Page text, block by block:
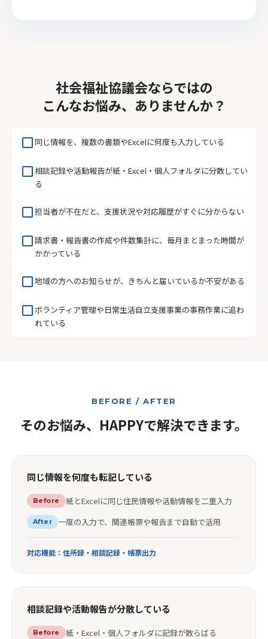
社会福祉協議会ならではの
こんなお悩み、ありませんか？
check_box_outline_blank 同じ情報を、複数の書類やExcelに何度も入力している
check_box_outline_blank相談記録や活動報告が紙・Excel・個人フォルダに分散してい
る
check_box_outline_blank担当者が不在だと、支援状況や対応履歴がすぐに分からない
check_box_outline_blank請求書・報告書の作成や件数集計に、毎月まとまった時間が
かかっている
check_box_outline_blank地域の方へのお知らせが、きちんと届いているか不安がある
check_box_outline_blank ボランティア管理や日常生活自立支援事業の事務作業に追わ
れている
BEFORE / AFTER
そのお悩み、HAPPYで解決できます。
同じ情報を何度も転記している
Before 紙とExcelに同じ住民情報や活動情報を二重入力
After 一度の入力で、関連帳票や報告まで自動で活用
対応機能：住所録・相談記録・帳票出力
相談記録や活動報告が分散している
Before 紙・Excel・個人フォルダに記録が散らばる